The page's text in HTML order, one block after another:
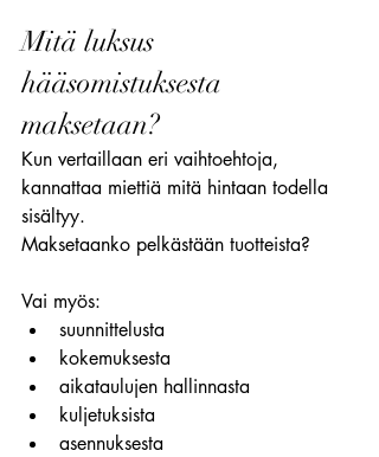
Mitä luksus
hääsomistuksesta
maksetaan?
Kun vertaillaan eri vaihtoehtoja,
kannattaa miettiä mitä hintaan todella
sisältyy.
Maksetaanko pelkästään tuotteista?
Vai myös:
suunnittelusta
kokemuksesta
aikataulujen hallinnasta
kuljetuksista
asennuksesta